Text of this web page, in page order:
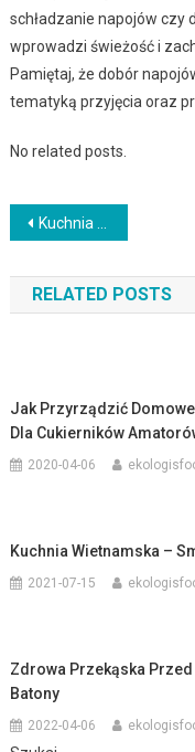
schładzanie napojów czy
wprowadzi świeżość i
Pamiętaj, że dobór
tematyką przyjęcia oraz
No related posts.
Nawigacja
wpisu
Kuchnia peruwiańska – przepisy na cebiche i inne smakowite specjały
RELATED POSTS
Jak Przyrządzić
Dla Cukierników
2020-04-06
Kuchnia Wietnamska –
2021-07-15
Zdrowa Przekąska
Batony
2022-04-06